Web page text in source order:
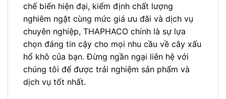
chế biến hiện đại, kiểm định chất lượng
nghiêm ngặt cùng mức giá ưu đãi và dịch vụ
chuyên nghiệp, THAPHACO chính là sự lựa
chọn đáng tin cậy cho mọi nhu cầu về cây xấu
hổ khô của bạn. Đừng ngần ngại liên hệ với
chúng tôi để được trải nghiệm sản phẩm và
dịch vụ tốt nhất.